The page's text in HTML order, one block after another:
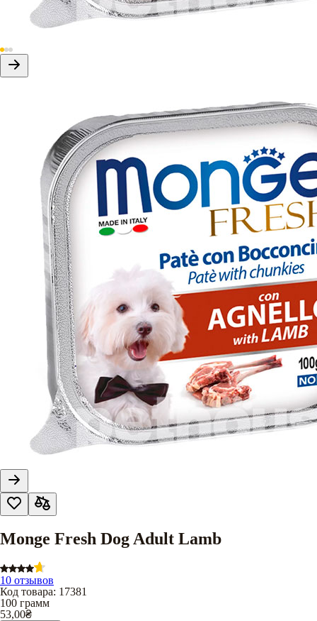
Monge Fresh Dog Adult Lamb
10 отзывов
Код товара: 17381
100 грамм
53,00₴